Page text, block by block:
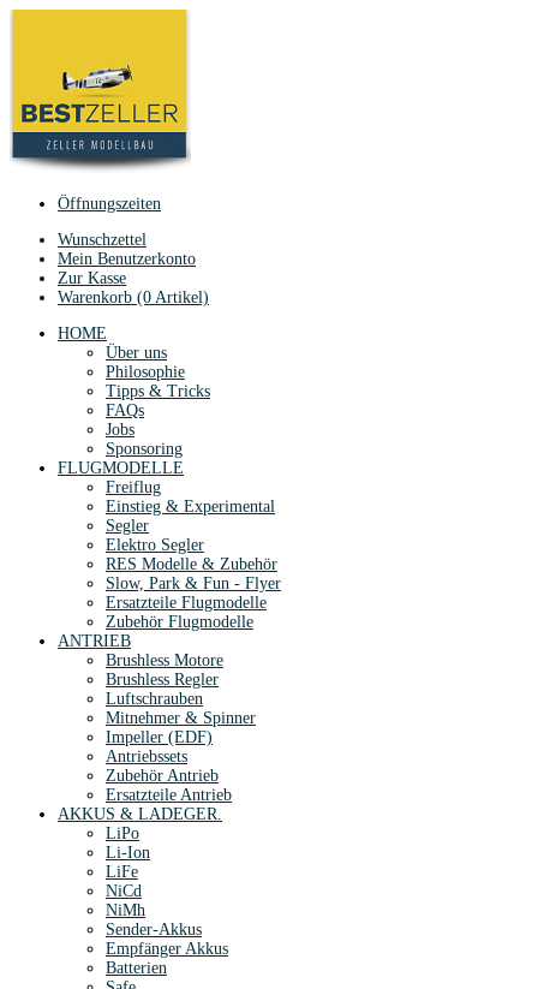
Öffnungszeiten
Wunschzettel
Mein Benutzerkonto
Zur Kasse
Warenkorb (0 Artikel)
HOME
Über uns
Philosophie
Tipps & Tricks
FAQs
Jobs
Sponsoring
FLUGMODELLE
Freiflug
Einstieg & Experimental
Segler
Elektro Segler
RES Modelle & Zubehör
Slow, Park & Fun - Flyer
Ersatzteile Flugmodelle
Zubehör Flugmodelle
ANTRIEB
Brushless Motore
Brushless Regler
Luftschrauben
Mitnehmer & Spinner
Impeller (EDF)
Antriebssets
Zubehör Antrieb
Ersatzteile Antrieb
AKKUS & LADEGER.
LiPo
Li-Ion
LiFe
NiCd
NiMh
Sender-Akkus
Empfänger Akkus
Batterien